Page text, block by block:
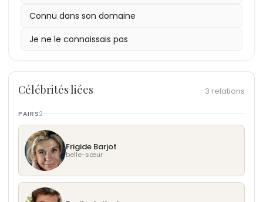
subversion, souvent centrée sur le contre-pouvoir.
Connu dans son domaine
Je ne le connaissais pas
Célébrités liées 3 relations
PAIRS2
Frigide Barjot
belle-sœur